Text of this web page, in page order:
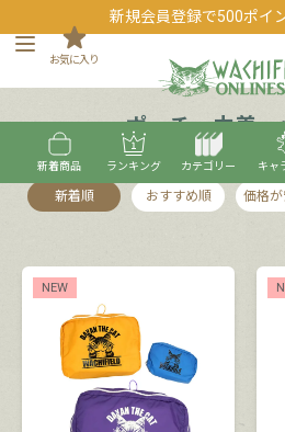
新規会員登録で500ポイ
お気に入り
新着商品 ランキング カテゴリー キャ
ポーチ・巾着・
新着順 おすすめ順 価格
NEW